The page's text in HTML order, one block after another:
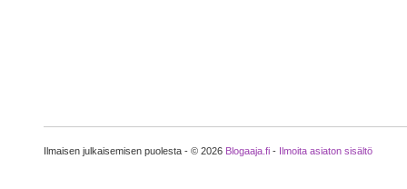
Ilmaisen julkaisemisen puolesta - © 2026 Blogaaja.fi- Ilmoita asiaton sisältö